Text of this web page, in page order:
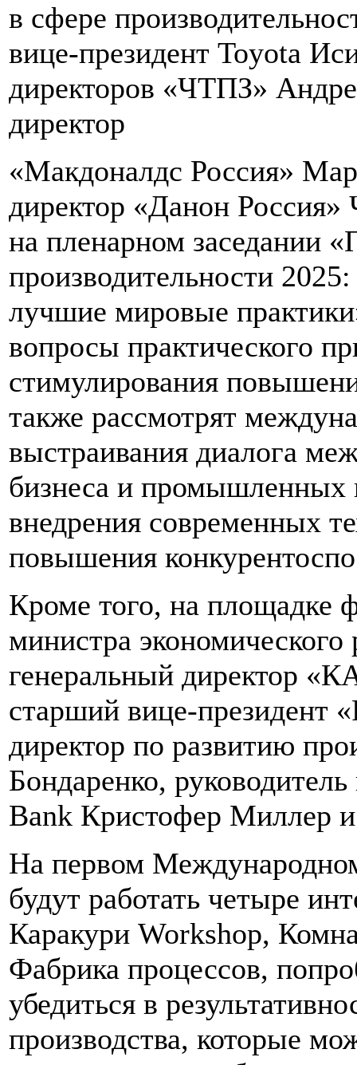
в сфере
вице-президент Toyota
директоров «ЧТПЗ»
директор
«Макдоналдс Россия»
директор «Данон
на пленарном заседании
производительности
лучшие мировые
вопросы практического
стимулирования
также рассмотрят
выстраивания диалога
бизнеса и промышленных
внедрения современных
повышения
Кроме того, на площадке
министра
генеральный директор
старший вице-президент
директор по развитию
Бондаренко,
Bank Кристофер Миллер
На первом
будут работать четыре
Каракури Workshop,
Фабрика процессов,
убедиться в
производства, которые